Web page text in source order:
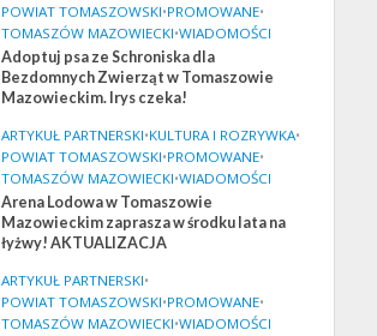
POWIAT TOMASZOWSKI•PROMOWANE•
TOMASZÓW MAZOWIECKI•WIADOMOŚCI
Adoptuj psa ze Schroniska dla
Bezdomnych Zwierząt w Tomaszowie
Mazowieckim. Irys czeka!
ARTYKUŁ PARTNERSKI•KULTURA I ROZRYWKA•
POWIAT TOMASZOWSKI•PROMOWANE•
TOMASZÓW MAZOWIECKI•WIADOMOŚCI
Arena Lodowa w Tomaszowie
Mazowieckim zaprasza w środku lata na
łyżwy! AKTUALIZACJA
ARTYKUŁ PARTNERSKI•
POWIAT TOMASZOWSKI•PROMOWANE•
TOMASZÓW MAZOWIECKI•WIADOMOŚCI